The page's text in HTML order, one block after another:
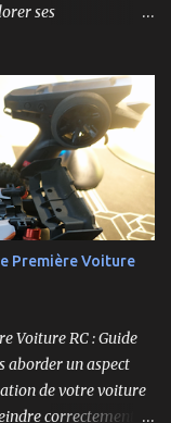
ses
intéressantes,
----------------
👉​
-- -------------------
Première Voiture
Voiture RC : Guide
aborder un aspect
de votre voiture
correctement.